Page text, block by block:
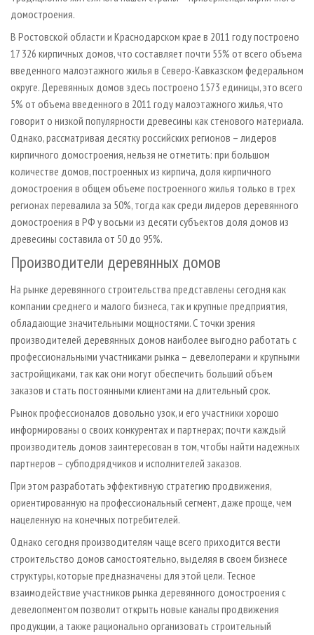
домостроения.
В Ростовской области и Краснодарском крае в 2011 году построено
17 326 кирпичных домов, что составляет почти 55% от всего объема
введенного малоэтажного жилья в Северо-Кавказском федеральном
округе. Деревянных домов здесь построено 1573 единицы, это всего
5% от объема введенного в 2011 году малоэтажного жилья, что
говорит о низкой популярности древесины как стенового материала.
Однако, рассматривая десятку российских регионов – лидеров
кирпичного домостроения, нельзя не отметить: при большом
количестве домов, построенных из кирпича, доля кирпичного
домостроения в общем объеме построенного жилья только в трех
регионах перевалила за 50%, тогда как среди лидеров деревянного
домостроения в РФ у восьми из десяти субъектов доля домов из
древесины составила от 50 до 95%.
Производители деревянных домов
На рынке деревянного строительства представлены сегодня как
компании среднего и малого бизнеса, так и крупные предприятия,
обладающие значительными мощностями. С точки зрения
производителей деревянных домов наиболее выгодно работать с
профессиональными участниками рынка – девелоперами и крупными
застройщиками, так как они могут обеспечить больший объем
заказов и стать постоянными клиентами на длительный срок.
Рынок профессионалов довольно узок, и его участники хорошо
информированы о своих конкурентах и партнерах; почти каждый
производитель домов заинтересован в том, чтобы найти надежных
партнеров – субподрядчиков и исполнителей заказов.
При этом разработать эффективную стратегию продвижения,
ориентированную на профессиональный сегмент, даже проще, чем
нацеленную на конечных потребителей.
Однако сегодня производителям чаще всего приходится вести
строительство домов самостоятельно, выделяя в своем бизнесе
структуры, которые предназначены для этой цели. Тесное
взаимодействие участников рынка деревянного домостроения с
девелопментом позволит открыть новые каналы продвижения
продукции, а также рационально организовать строительный